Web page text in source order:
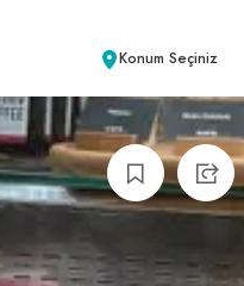
Konum Seçiniz